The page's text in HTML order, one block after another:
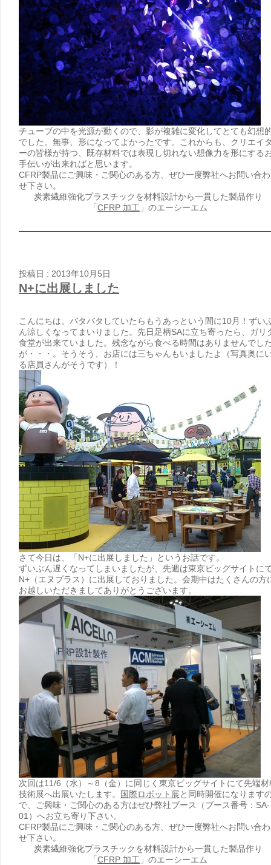
チューブの中を光源が動くので、影が複雑に変化してとても幻想
でした。無事、形になってよかったです。これからも、クリエイ
ーの皆様が持つ、既存材料では表現し切れない想像力を形にする
手伝いが出来ればと思います。
CFRP製品にご興味・ご関心のある方、ぜひ一度弊社へお問い合わ
せ下さい。
炭素繊維強化プラスチックを材料設計から一貫した製品作り
「CFRP 加工 」のエーシーエム
投稿日 : 2013年10月5日
N+に出展しました
こんにちは。バタバタしていたらもうあっという間に10月！ずい
ん涼しくなってまいりました。先日足柄SAに立ち寄ったら、ガリ
食堂が出来ていました。残念ながら食べる時間はありませんでし
が・・・。そうそう、お店には三ちゃんもいましたよ（写真奥に
る店員さんがそうです）！
さて今日は、「N+に出展しました」というお話です。
ずいぶん遅くなってしまいましたが、先週は東京ビッグサイトに
N+（エヌプラス）に出展しておりました。会期中はたくさんの方
お越しいただきましてありがとうございます。
次回は11/6（水）～8（金）に同じく東京ビッグサイトにて先端材
技術展へ出展いたします。 国際ロボット展と同時開催になります
で、ご興味・ご関心のある方はぜひ弊社ブース（ブース番号：SA-
01）へお立ち寄り下さい。
CFRP製品にご興味・ご関心のある方、ぜひ一度弊社へお問い合わ
せ下さい。
炭素繊維強化プラスチックを材料設計から一貫した製品作り
「CFRP 加工 」のエーシーエム